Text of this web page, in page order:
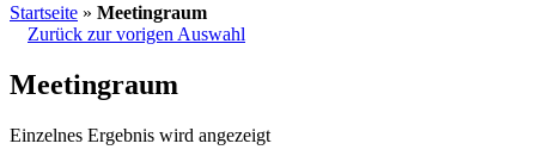
Startseite » Meetingraum
Zurück zur vorigen Auswahl
Meetingraum
Einzelnes Ergebnis wird angezeigt